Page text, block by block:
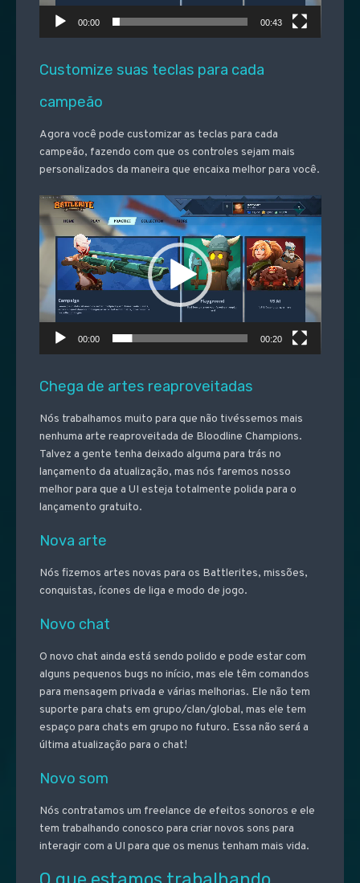
00:00 00:43
Customize suas teclas para cada
campeão
Agora você pode customizar as teclas para cada
campeão, fazendo com que os controles sejam mais
personalizados da maneira que encaixa melhor para você.
Video
Player
00:00 00:20
Chega de artes reaproveitadas
Nós trabalhamos muito para que não tivéssemos mais
nenhuma arte reaproveitada de Bloodline Champions.
Talvez a gente tenha deixado alguma para trás no
lançamento da atualização, mas nós faremos nosso
melhor para que a UI esteja totalmente polida para o
lançamento gratuito.
Nova arte
Nós fizemos artes novas para os Battlerites, missões,
conquistas, ícones de liga e modo de jogo.
Novo chat
O novo chat ainda está sendo polido e pode estar com
alguns pequenos bugs no início, mas ele têm comandos
para mensagem privada e várias melhorias. Ele não tem
suporte para chats em grupo/clan/global, mas ele tem
espaço para chats em grupo no futuro. Essa não será a
última atualização para o chat!
Novo som
Nós contratamos um freelance de efeitos sonoros e ele
tem trabalhando conosco para criar novos sons para
interagir com a UI para que os menus tenham mais vida.